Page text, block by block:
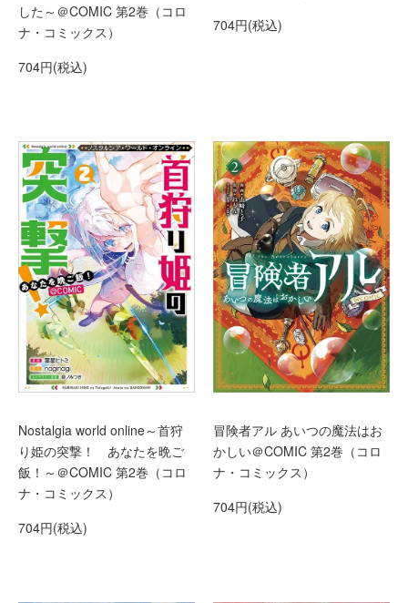
した～＠COMIC 第2巻（コロ
ナ・コミックス）
704円(税込)
704円(税込)
Nostalgia world online～首狩
り姫の突撃！ あなたを晩ご
飯！～＠COMIC 第2巻（コロ
ナ・コミックス）
704円(税込)
冒険者アル あいつの魔法はお
かしい＠COMIC 第2巻（コロ
ナ・コミックス）
704円(税込)